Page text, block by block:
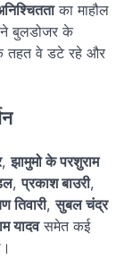
का माहौल
बुलडोजर के
तहत वे डटे रहे और
,झामुमो के परशुराम
,प्रकाश बाउरी,
तिवारी,सुबल चंद्र
यादवसमेत कई